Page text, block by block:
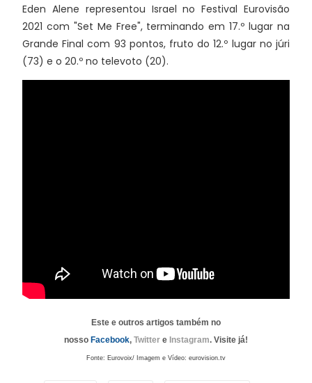
Eden Alene representou Israel no Festival Eurovisão
2021 com "Set Me Free", terminando em 17.º lugar na
Grande Final com 93 pontos, fruto do 12.º lugar no júri
(73) e o 20.º no televoto (20).
Este e outros artigos também no
nosso Facebook, Twitter e Instagram. Visite já!
Fonte: Eurovoix/ Imagem e Vídeo: eurovision.tv